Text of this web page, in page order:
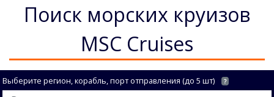
Поиск морских круизов
MSC Cruises
Выберите регион, корабль, порт отправления (до 5 шт) ?